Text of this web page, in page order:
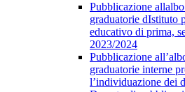
Pubblicazione
graduatorie dIstituto
educativo di prima,
2023/2024
Pubblicazione
graduatorie interne
l’individuazione dei